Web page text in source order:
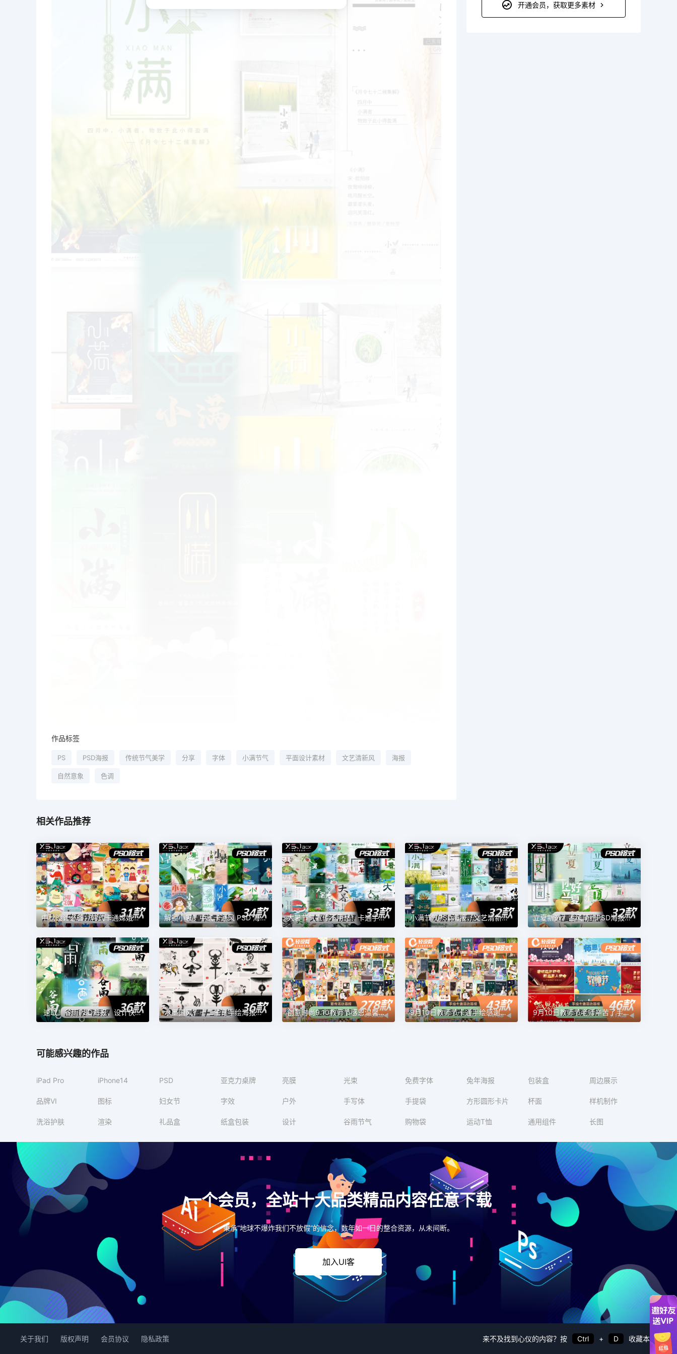
作品标签
PS PSD海报 传统节气美学 分享 字体 小满节气 平面设计素材 文艺清新风 海报
自然意象 色调
开通会员，获取更多素材
相关作品推荐
中秋设计必备：韩式卡通嫦娥兔子月饼 AI 素材 解锁小暑！中式卡通风 PSD 海报设计素材 大暑节气宣传不用愁！卡通手绘 PSD 海报素材来助力 小满节气PSD海报，文艺清新风拉满 立夏新选：古风简约PSD海报素材
速取！谷雨PSD海报，设计快人一步 水墨国风：十二生肖手绘海报素材 创意时尚9.10教师节感恩温馨老师辛苦了宣传海报PSD设计素材模板 9月10日教师节卡通手绘感谢感恩老师辛苦了插画海报PSD素材模板 9月10日教师节老师辛苦了手绘卡通活动海报展板PSD设计素材模板
可能感兴趣的作品
iPad Pro iPhone14 PSD 亚克力桌牌 亮膜 光束 免费字体 兔年海报 包装盒 周边展示
品牌VI 图标 妇女节 字效 户外 手写体 手提袋 方形圆形卡片 杯面 样机制作
洗浴护肤 渲染 礼品盒 纸盒包装 设计 谷雨节气 购物袋 运动T恤 通用组件 长图
一个会员，全站十大品类精品内容任意下载
秉承“地球不爆炸我们不放假”的信念，数年如一日的整合资源，从未间断。
加入UI客
关于我们 版权声明 会员协议 隐私政策 来不及找到心仪的内容？按 Ctrl + D 收藏本站